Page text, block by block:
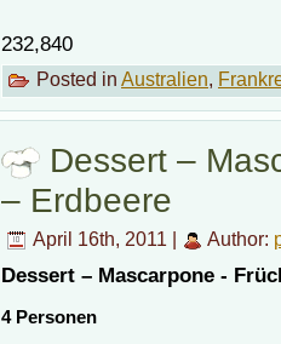
232,840
Posted in Australien,
Dessert –
– Erdbeere
April 16th, 2011 | Author:
Dessert – Mascarpone -
4 Personen